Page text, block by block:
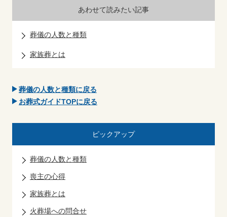
あわせて読みたい記事
葬儀の人数と種類
家族葬とは
葬儀の人数と種類に戻る
お葬式ガイドTOPに戻る
ピックアップ
葬儀の人数と種類
喪主の心得
家族葬とは
火葬場への問合せ